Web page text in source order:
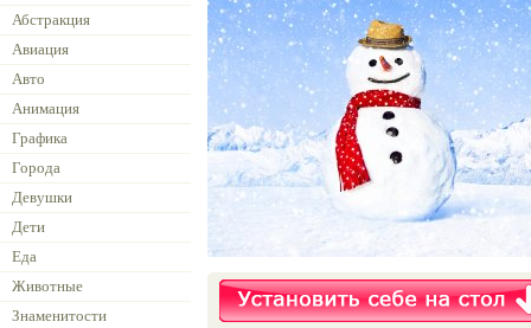
Абстракция
Авиация
Авто
Анимация
Графика
Города
Девушки
Дети
Еда
Животные
Знаменитости